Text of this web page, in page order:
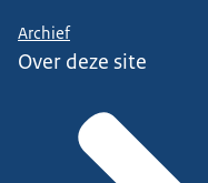
Archief
Over deze site